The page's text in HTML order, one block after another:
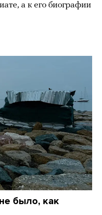
а к его биографии
было, как